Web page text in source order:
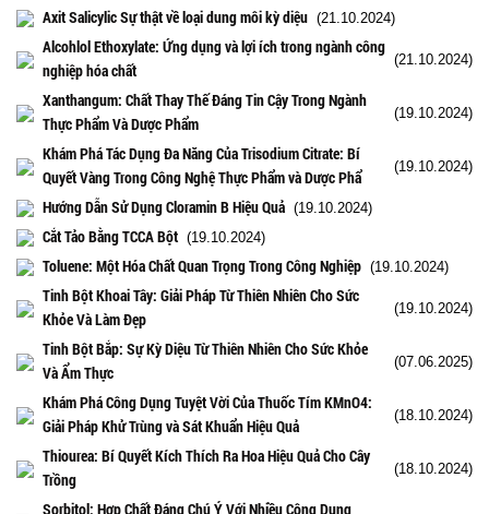
Axit Salicylic Sự thật về loại dung môi kỳ diệu (21.10.2024)
Alcohlol Ethoxylate: Ứng dụng và lợi ích trong ngành công
nghiệp hóa chất
(21.10.2024)
Xanthangum: Chất Thay Thế Đáng Tin Cậy Trong Ngành
Thực Phẩm Và Dược Phẩm
(19.10.2024)
Khám Phá Tác Dụng Đa Năng Của Trisodium Citrate: Bí
Quyết Vàng Trong Công Nghệ Thực Phẩm và Dược Phẩ
(19.10.2024)
Hướng Dẫn Sử Dụng Cloramin B Hiệu Quả (19.10.2024)
Cắt Tảo Bằng TCCA Bột (19.10.2024)
Toluene: Một Hóa Chất Quan Trọng Trong Công Nghiệp (19.10.2024)
Tinh Bột Khoai Tây: Giải Pháp Từ Thiên Nhiên Cho Sức
Khỏe Và Làm Đẹp
(19.10.2024)
Tinh Bột Bắp: Sự Kỳ Diệu Từ Thiên Nhiên Cho Sức Khỏe
Và Ẩm Thực
(07.06.2025)
Khám Phá Công Dụng Tuyệt Vời Của Thuốc Tím KMnO4:
Giải Pháp Khử Trùng và Sát Khuẩn Hiệu Quả
(18.10.2024)
Thiourea: Bí Quyết Kích Thích Ra Hoa Hiệu Quả Cho Cây
Trồng
(18.10.2024)
Sorbitol: Hợp Chất Đáng Chú Ý Với Nhiều Công Dụng